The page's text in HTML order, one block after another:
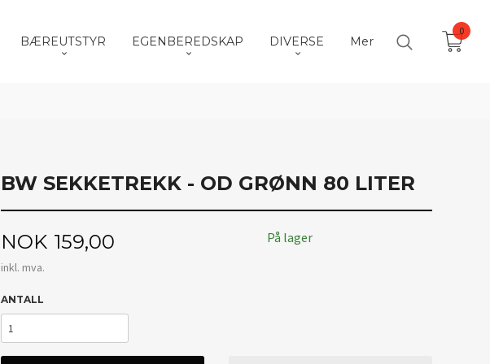
BÆREUTSTYR EGENBEREDSKAP DIVERSE Mer
0
BW SEKKETREKK - OD GRØNN 80 LITER
Pris
NOK 159,00
inkl. mva.
På lager
ANTALL